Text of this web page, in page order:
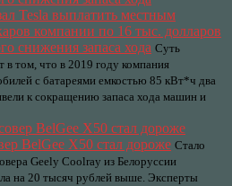
Tesla выплатить местным
компании по 16 тыс. долларов
снижения запаса хода Суть
в том, что в 2019 году компания
с батареями емкостью 85 кВт*ч два
к сокращению запаса хода машин и
BelGee X50 стал дороже Стало
Geely Coolray из Белоруссии
на 20 тысяч рублей выше. Эксперты